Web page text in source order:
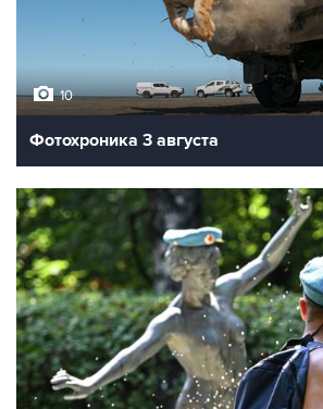
10
Фотохроника 3 августа